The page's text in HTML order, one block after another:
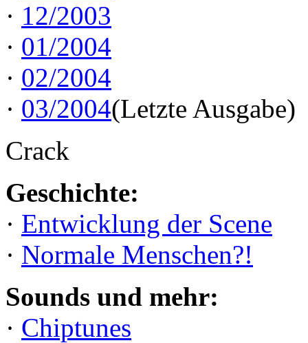
· 12/2003
· 01/2004
· 02/2004
· 03/2004(Letzte Ausgabe)
Crack
Geschichte:
· Entwicklung der Scene
· Normale Menschen?!
Sounds und mehr:
· Chiptunes